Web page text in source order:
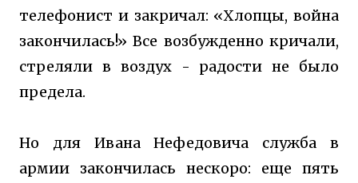
телефонист и закричал: «Хлопцы, война
закончилась!» Все возбужденно кричали,
стреляли в воздух - радости не было
предела.
Но для Ивана Нефедовича служба в
армии закончилась нескоро: еще пять